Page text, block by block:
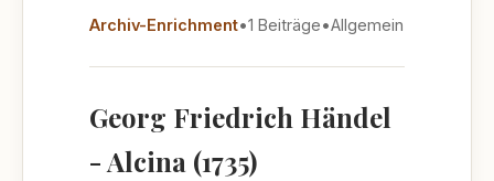
Archiv-Enrichment•1 Beiträge•Allgemein
Georg Friedrich Händel
- Alcina (1735)